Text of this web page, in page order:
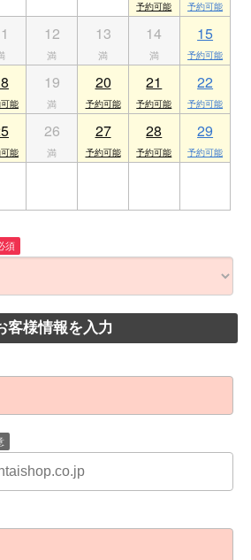
12 13 14 15
19 20 21 22
26 27 28 29
須
客様情報を入力